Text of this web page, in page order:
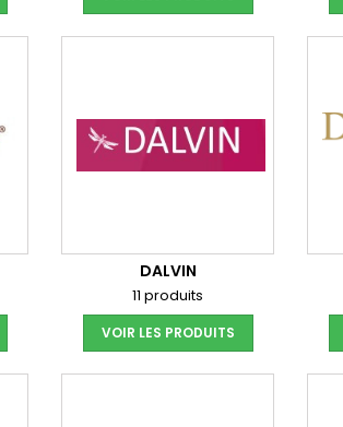
DALVIN
11 produits
VOIR LES PRODUITS